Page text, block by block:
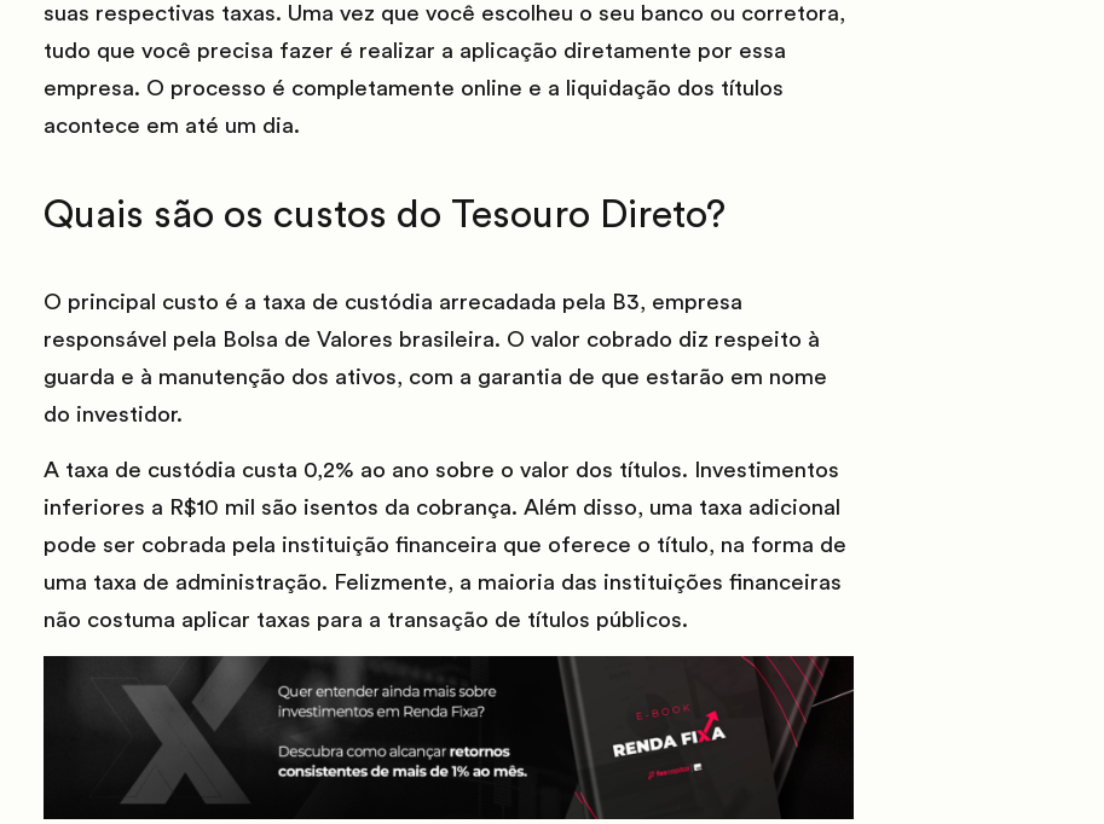
suas respectivas taxas. Uma vez que você escolheu o seu banco ou corretora,
tudo que você precisa fazer é realizar a aplicação diretamente por essa
empresa. O processo é completamente online e a liquidação dos títulos
acontece em até um dia.
Quais são os custos do Tesouro Direto?
O principal custo é a taxa de custódia arrecadada pela B3, empresa
responsável pela Bolsa de Valores brasileira. O valor cobrado diz respeito à
guarda e à manutenção dos ativos, com a garantia de que estarão em nome
do investidor.
A taxa de custódia custa 0,2% ao ano sobre o valor dos títulos. Investimentos
inferiores a R$10 mil são isentos da cobrança. Além disso, uma taxa adicional
pode ser cobrada pela instituição financeira que oferece o título, na forma de
uma taxa de administração. Felizmente, a maioria das instituições financeiras
não costuma aplicar taxas para a transação de títulos públicos.